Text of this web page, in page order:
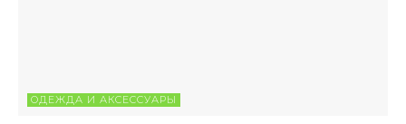
ОДЕЖДА И АКСЕССУАРЫ